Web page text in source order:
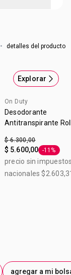
un segundo.
• detalles del producto
Explorar
On Duty
Desodorante
Antitranspirante
50ml
$ 6.300,00
$ 5.600,00 Etiqueta -
-11%
precio sin
nacionales
agregar a mi